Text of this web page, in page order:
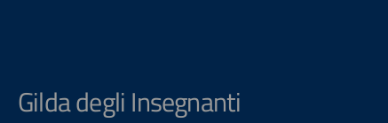
Gilda degli Insegnanti